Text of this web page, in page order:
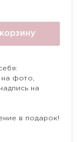
фото,
на
в подарок!